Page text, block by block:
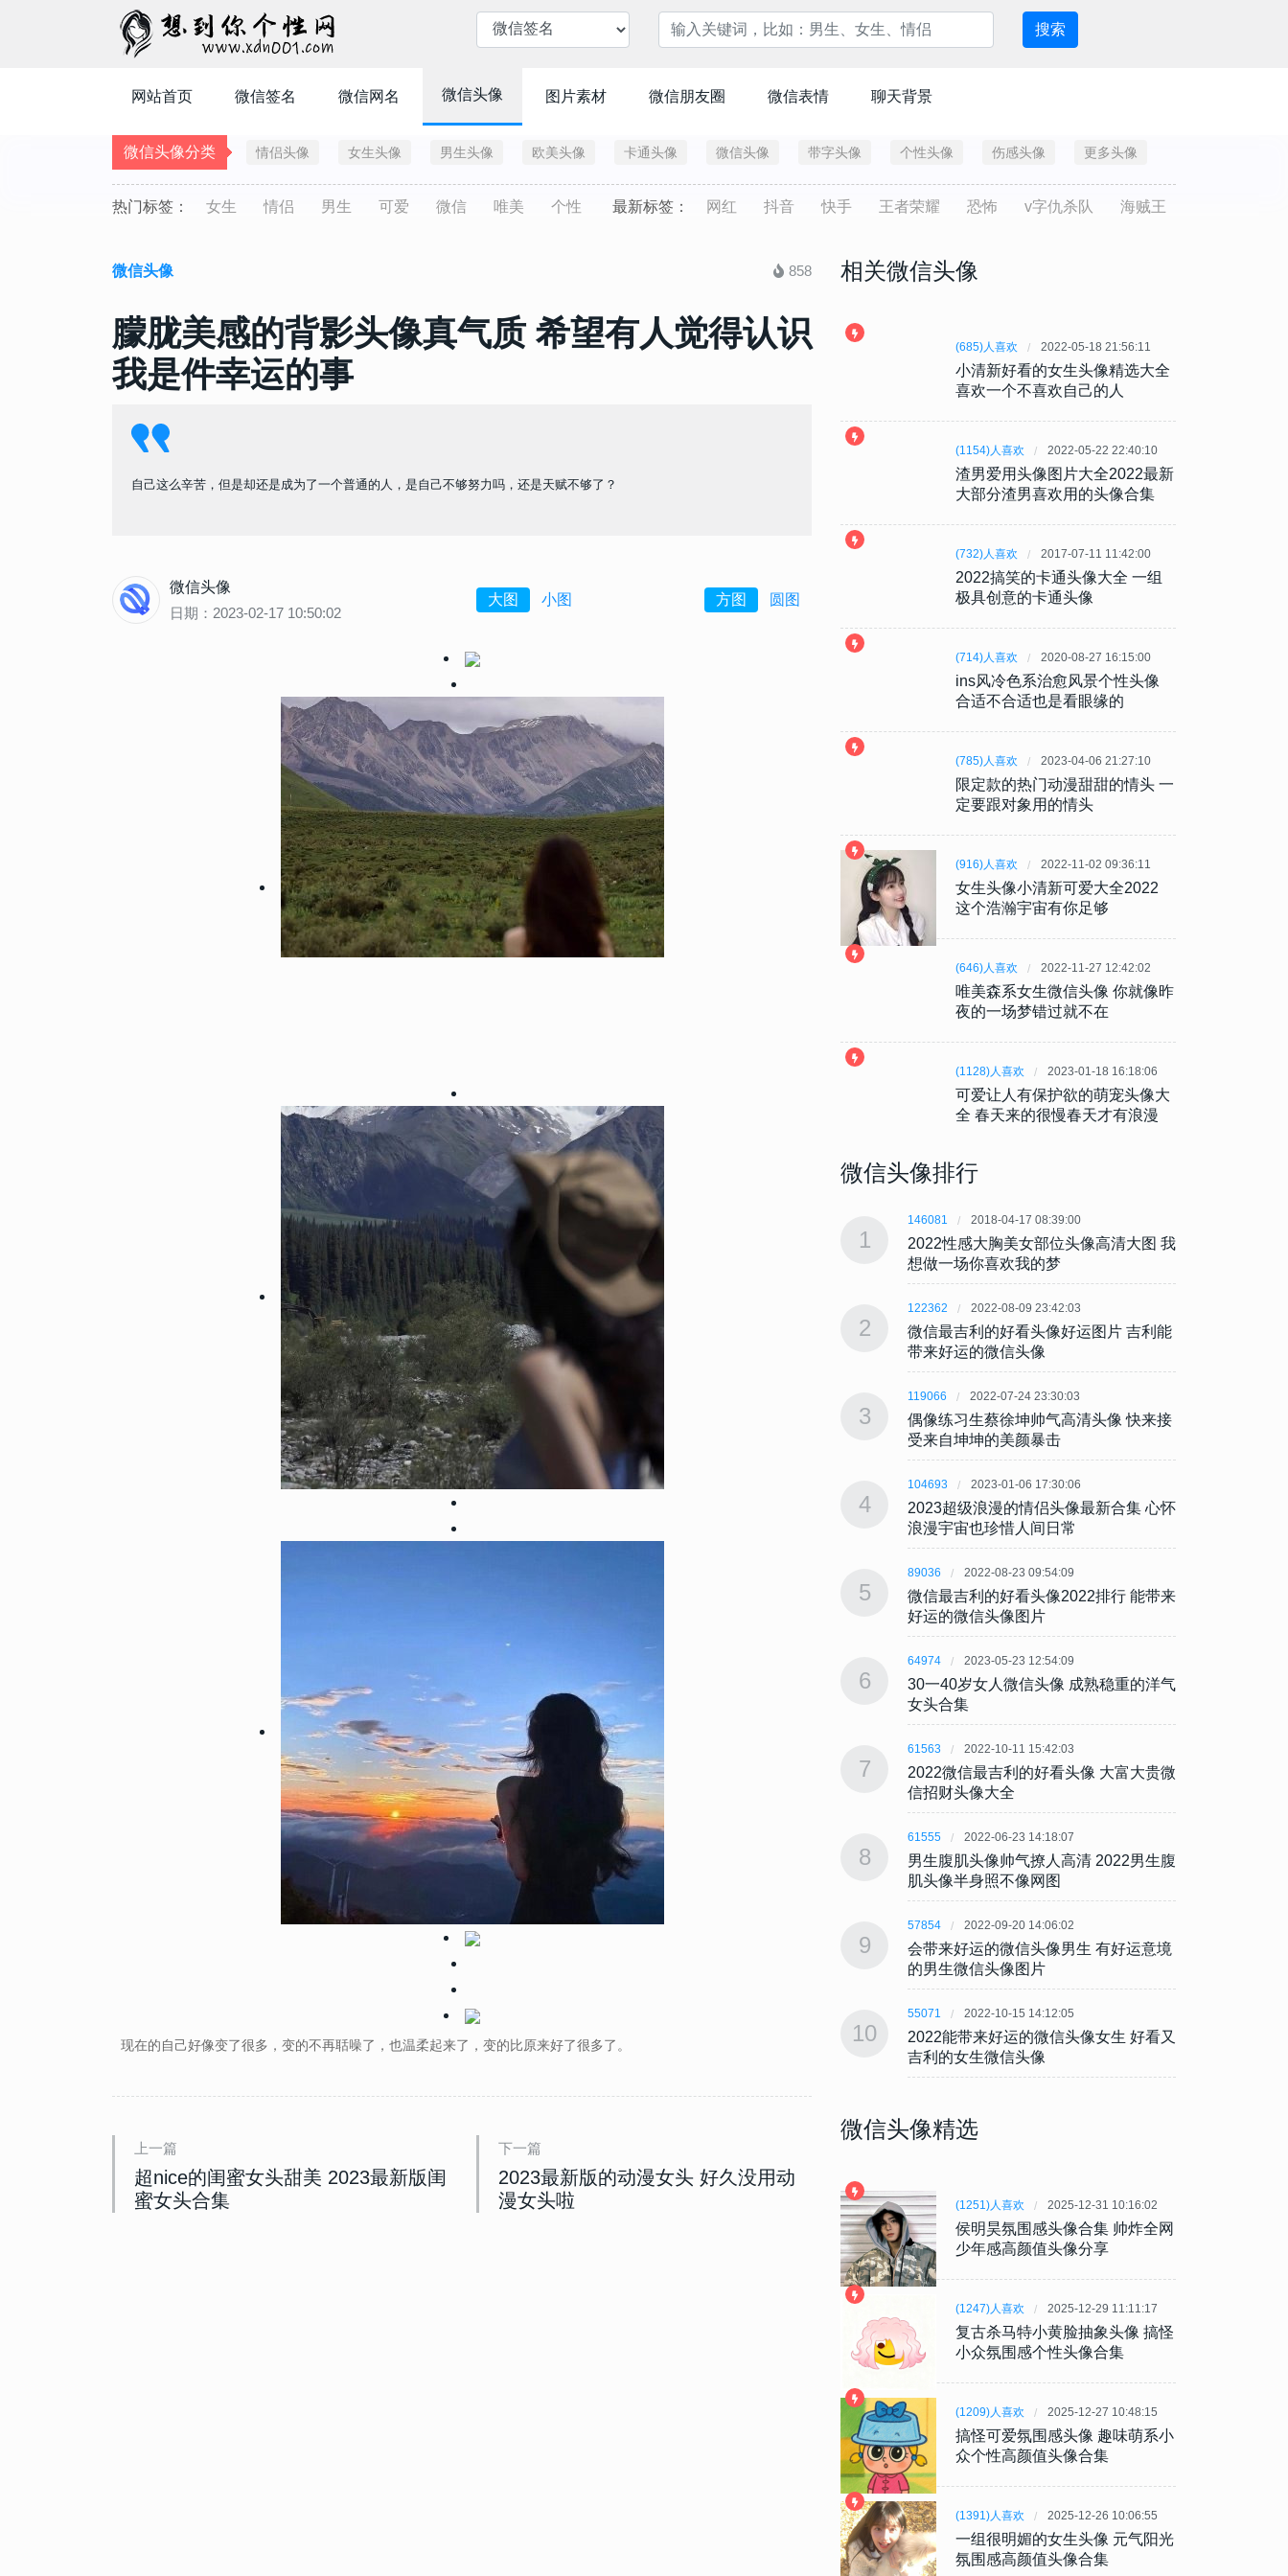
搜索
网站首页 微信签名 微信网名 微信头像 图片素材 微信朋友圈 微信表情 聊天背景
微信头像分类 情侣头像 女生头像 男生头像 欧美头像 卡通头像 微信头像 带字头像 个性头像 伤感头像 更多头像
热门标签： 女生 情侣 男生 可爱 微信 唯美 个性 最新标签： 网红 抖音 快手 王者荣耀 恐怖 v字仇杀队 海贼王
微信头像 858
朦胧美感的背影头像真气质 希望有人觉得认识
我是件幸运的事
自己这么辛苦，但是却还是成为了一个普通的人，是自己不够努力吗，还是天赋不够了？
微信头像
日期：2023-02-17 10:50:02
大图 小图 方图 圆图
现在的自己好像变了很多，变的不再聒噪了，也温柔起来了，变的比原来好了很多了。
上一篇
超nice的闺蜜女头甜美 2023最新版闺
蜜女头合集
下一篇
2023最新版的动漫女头 好久没用动
漫女头啦
相关微信头像
(685)人喜欢 2022-05-18 21:56:11
小清新好看的女生头像精选大全
喜欢一个不喜欢自己的人
(1154)人喜欢 2022-05-22 22:40:10
渣男爱用头像图片大全2022最新
大部分渣男喜欢用的头像合集
(732)人喜欢 2017-07-11 11:42:00
2022搞笑的卡通头像大全 一组
极具创意的卡通头像
(714)人喜欢 2020-08-27 16:15:00
ins风冷色系治愈风景个性头像
合适不合适也是看眼缘的
(785)人喜欢 2023-04-06 21:27:10
限定款的热门动漫甜甜的情头 一
定要跟对象用的情头
(916)人喜欢 2022-11-02 09:36:11
女生头像小清新可爱大全2022
这个浩瀚宇宙有你足够
(646)人喜欢 2022-11-27 12:42:02
唯美森系女生微信头像 你就像昨
夜的一场梦错过就不在
(1128)人喜欢 2023-01-18 16:18:06
可爱让人有保护欲的萌宠头像大
全 春天来的很慢春天才有浪漫
微信头像排行
2018-04-17 08:39:00
2022性感大胸美女部位头像高清大图 我
想做一场你喜欢我的梦
2022-08-09 23:42:03
微信最吉利的好看头像好运图片 吉利能
带来好运的微信头像
2022-07-24 23:30:03
偶像练习生蔡徐坤帅气高清头像 快来接
受来自坤坤的美颜暴击
2023-01-06 17:30:06
2023超级浪漫的情侣头像最新合集 心怀
30一40岁女人微信头像 成熟稳重的洋气
女头合集
2022-10-11 15:42:03
2022微信最吉利的好看头像 大富大贵微
信招财头像大全
2022-06-23 14:18:07
男生腹肌头像帅气撩人高清 2022男生腹
肌头像半身照不像网图
2022-09-20 14:06:02
会带来好运的微信头像男生 有好运意境
10
2022能带来好运的微信头像女生 好看又
吉利的女生微信头像
146081 2018-04-17 08:39:00
2022性感大胸美女部位头像高清大图 我
想做一场你喜欢我的梦
2
122362 2022-08-09 23:42:03
微信最吉利的好看头像好运图片 吉利能
带来好运的微信头像
119066
偶像练习生蔡徐坤帅气高清头像 快来接
受来自坤坤的美颜暴击
104693 2023-01-06 17:30:06
30一40岁女人微信头像 成熟稳重的洋气
女头合集
7
61563
2022微信最吉利的好看头像 大富大贵微
信招财头像大全
2022-06-23 14:18:07
男生腹肌头像帅气撩人高清 2022男生腹
肌头像半身照不像网图
57854 2022-09-20 14:06:02
10
2022能带来好运的微信头像女生 好看又
吉利的女生微信头像
1
146081 2018-04-17 08:39:00
2022性感大胸美女部位头像高清大图 我
想做一场你喜欢我的梦
2
122362 2022-08-09 23:42:03
微信最吉利的好看头像好运图片 吉利能
带来好运的微信头像
3
119066 2022-07-24 23:30:03
偶像练习生蔡徐坤帅气高清头像 快来接
受来自坤坤的美颜暴击
4
104693 2023-01-06 17:30:06
2023超级浪漫的情侣头像最新合集 心怀
浪漫宇宙也珍惜人间日常
5
89036 2022-08-23 09:54:09
微信最吉利的好看头像2022排行 能带来
好运的微信头像图片
6
64974 2023-05-23 12:54:09
30一40岁女人微信头像 成熟稳重的洋气
女头合集
7
61563 2022-10-11 15:42:03
2022微信最吉利的好看头像 大富大贵微
信招财头像大全
8
61555 2022-06-23 14:18:07
男生腹肌头像帅气撩人高清 2022男生腹
肌头像半身照不像网图
9
57854 2022-09-20 14:06:02
会带来好运的微信头像男生 有好运意境
的男生微信头像图片
10
55071 2022-10-15 14:12:05
2022能带来好运的微信头像女生 好看又
吉利的女生微信头像
微信头像精选
(1251)人喜欢 2025-12-31 10:16:02
侯明昊氛围感头像合集 帅炸全网
少年感高颜值头像分享
(1247)人喜欢 2025-12-29 11:11:17
复古杀马特小黄脸抽象头像 搞怪
小众氛围感个性头像合集
(1209)人喜欢 2025-12-27 10:48:15
搞怪可爱氛围感头像 趣味萌系小
众个性高颜值头像合集
(1391)人喜欢 2025-12-26 10:06:55
一组很明媚的女生头像 元气阳光
氛围感高颜值头像合集